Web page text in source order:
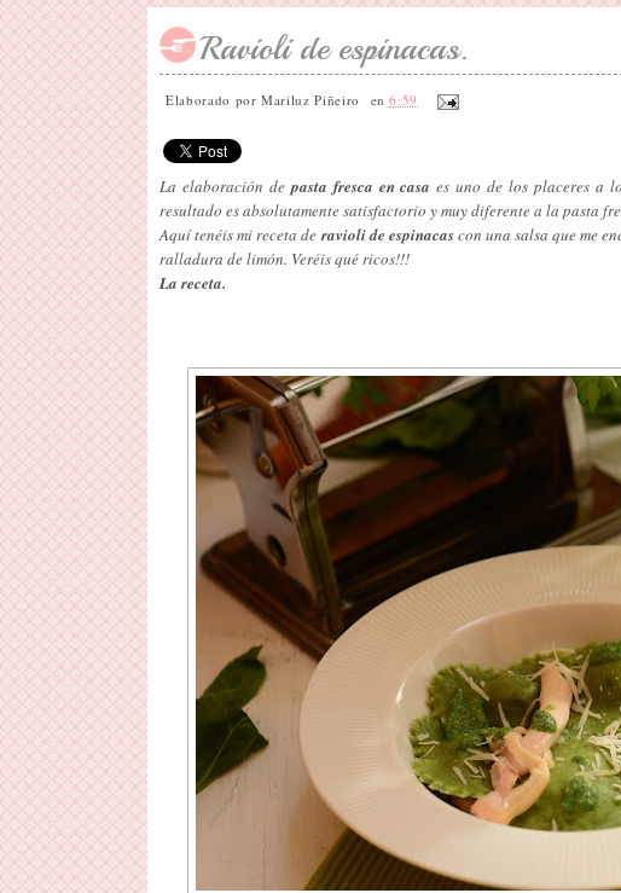
Ravioli de espinacas.
Elaborado porMariluz Piñeiro en6:59
La elaboración depasta fresca en casa es uno de los placeres a
resultado es absolutamente satisfactorio y muy diferente a la pasta
Aquí tenéis mi receta de ravioli de espinacascon una salsa que me
ralladura de limón. Veréis qué ricos!!!
La receta.